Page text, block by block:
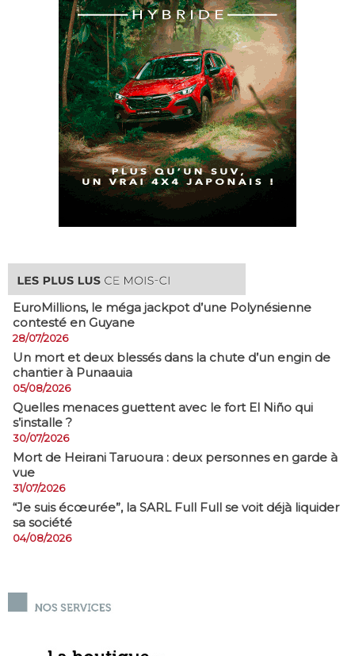
EuroMillions, ​le méga jackpot d’une Polynésienne
contesté en Guyane
28/07/2026
​Un mort et deux blessés dans la chute d’un engin de
chantier à Punaauia
05/08/2026
Quelles menaces guettent avec le fort El Niño qui
s’installe ?
30/07/2026
Mort de Heirani Taruoura : deux personnes en garde à
vue
31/07/2026
​“Je suis écœurée”, la SARL Full Full se voit déjà liquider
sa société
04/08/2026